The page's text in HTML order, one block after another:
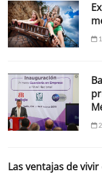
Las ventajas de